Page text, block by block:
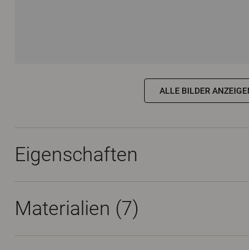
ALLE BILDER
Eigenschaften
Materialien (7)